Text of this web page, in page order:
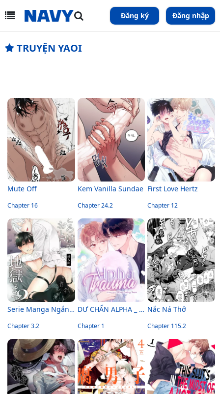
Đăng ký Đăng nhập
TRUYỆN YAOI
Mute Off
Chapter 16
Kem Vanilla Sundae
Chapter 24.2
First Love Hertz
Chapter 12
Serie Manga Ngắn Mlem
Chapter 3.2
DƯ CHẤN ALPHA _ ALPHA TRAUMA
Chapter 1
Nắc Ná Thở
Chapter 115.2